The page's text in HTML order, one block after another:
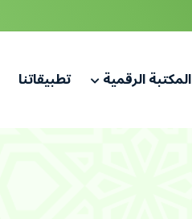
المكتبة الرقمية تطبيقاتنا